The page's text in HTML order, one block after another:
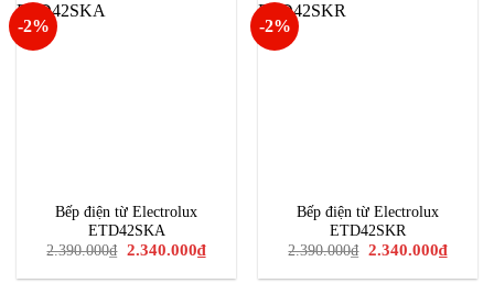
-2%
Bếp điện từ Electrolux
ETD42SKA
2.390.000₫
Giá
là:
2.340.000₫Giá
hiện
tại
-2%
Bếp điện từ Electrolux
ETD42SKR
2.390.000₫
Giá
là:
2.340.000₫Giá
hiện
tại